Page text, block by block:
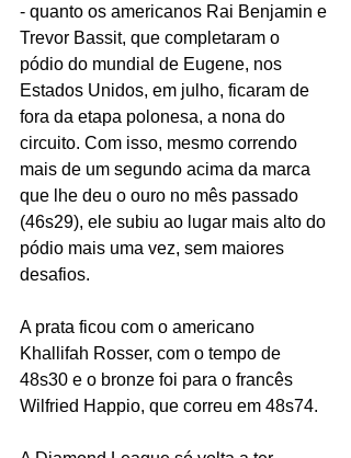
- quanto os americanos Rai Benjamin e
Trevor Bassit, que completaram o
pódio do mundial de Eugene, nos
Estados Unidos, em julho, ficaram de
fora da etapa polonesa, a nona do
circuito. Com isso, mesmo correndo
mais de um segundo acima da marca
que lhe deu o ouro no mês passado
(46s29), ele subiu ao lugar mais alto do
pódio mais uma vez, sem maiores
desafios.
A prata ficou com o americano
Khallifah Rosser, com o tempo de
48s30 e o bronze foi para o francês
Wilfried Happio, que correu em 48s74.